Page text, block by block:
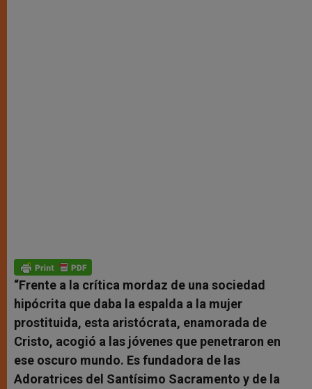
“Frente a la crítica mordaz de una sociedad
hipócrita que daba la espalda a la mujer
prostituida, esta aristócrata, enamorada de
Cristo, acogió a las jóvenes que penetraron en
ese oscuro mundo. Es fundadora de las
Adoratrices del Santísimo Sacramento y de la